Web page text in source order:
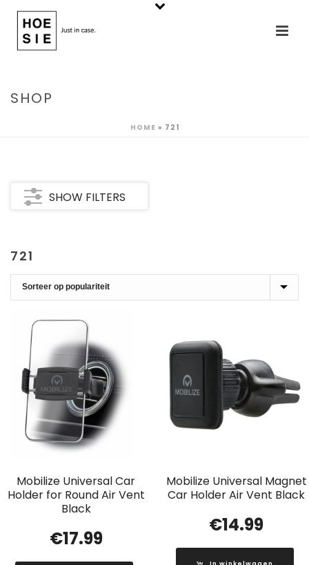
SHOP
HOME » 721
SHOW FILTERS
721
Mobilize Universal Car
Holder for Round Air Vent
Black
€17.99
Mobilize Universal Magnet
Car Holder Air Vent Black
€14.99